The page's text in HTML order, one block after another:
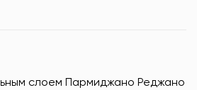
слоем Пармиджано Реджано